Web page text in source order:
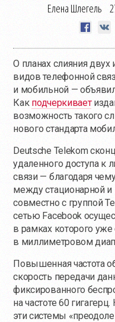
Елена Шлегель
О планах слияния
видов телефонной
и мобильной —
Как подчеркивает
возможность такого
нового стандарта
Deutsche Telekom
удаленного доступа к
связи — благодаря
между стационарной
совместно с группой
сетью Facebook
в рамках которого
в миллиметровом
Повышенная частота
скорость передачи
фиксированного
на частоте 60
эти системы